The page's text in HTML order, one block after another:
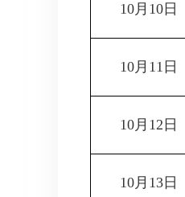
10月10日
10月11日
10月12日
10月13日